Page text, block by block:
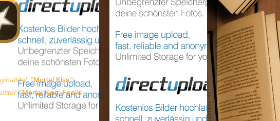
: "Mortal Kiss")
: "Mortal Kiss: Fool's